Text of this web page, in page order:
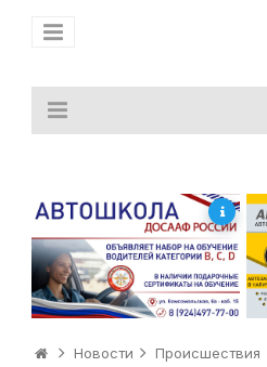
Новости Происшествия